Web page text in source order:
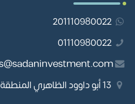
201110980022
01110980022